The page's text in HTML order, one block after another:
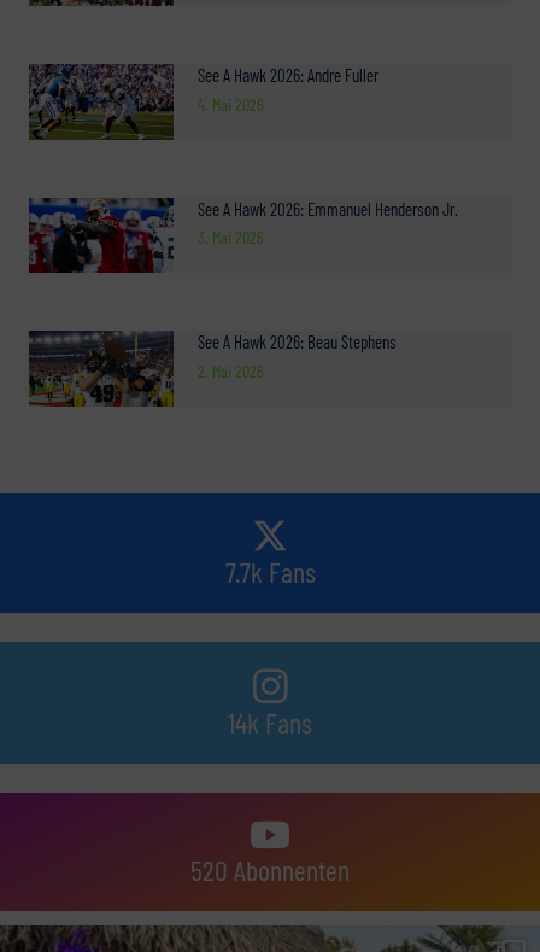
See A Hawk 2026: Andre Fuller
4. Mai 2026
See A Hawk 2026: Emmanuel Henderson Jr.
3. Mai 2026
See A Hawk 2026: Beau Stephens
2. Mai 2026
7.7k Fans
14k Fans
520 Abonnenten